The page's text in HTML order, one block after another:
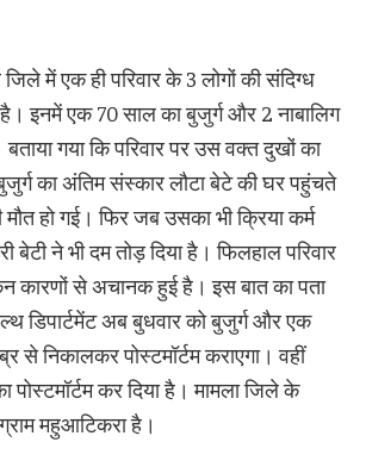
में एक ही परिवार के 3 लोगों की संदिग्ध
है। इनमें एक 70 साल का बुजुर्ग और 2 नाबालिग
गया कि परिवार पर उस वक्त दुखों का
का अंतिम संस्कार लौटा बेटे की घर पहुंचते
मौत हो गई। फिर जब उसका भी क्रिया कर्म
बेटी ने भी दम तोड़ दिया है। फिलहाल परिवार
कारणों से अचानक हुई है। इस बात का पता
डिपार्टमेंट अब बुधवार को बुजुर्ग और एक
निकालकर पोस्टमॉर्टम कराएगा। वहीं
पोस्टमॉर्टम कर दिया है। मामला जिले के
महुआटिकरा है।